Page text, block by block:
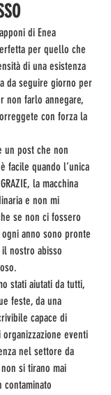
di Enea
per quello che
di una esistenza
da seguire giorno per
non farlo annegare,
con forza la
un post che non
facile quando l’unica
la macchina
e non mi
se non ci fossero
anno sono pronte
nostro abisso
stati aiutati da tutti,
feste, da una
capace di
eventi
nel settore da
si tirano mai